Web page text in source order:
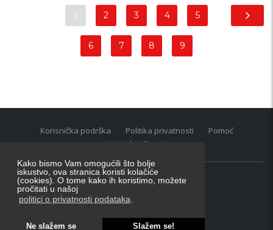
Kako bismo Vam omogućili što bolje
iskustvo, ova stranica koristi kolačiće
(cookies). O tome kako ih koristimo, možete
pročitati u našoj
politici o privatnosti podataka
Ne slažem se Slažem se!
1 2 3 4 5
6 7 8 9
Korisnička podrška Politika privatnosti
Pomoć
Uvjeti korištenja
Oglasnik grupacija:posao.hr|oglasnik.hr|auti.hr
Tečaj za konverziju u EUR valutu: 1 euro = 7.53450 kn